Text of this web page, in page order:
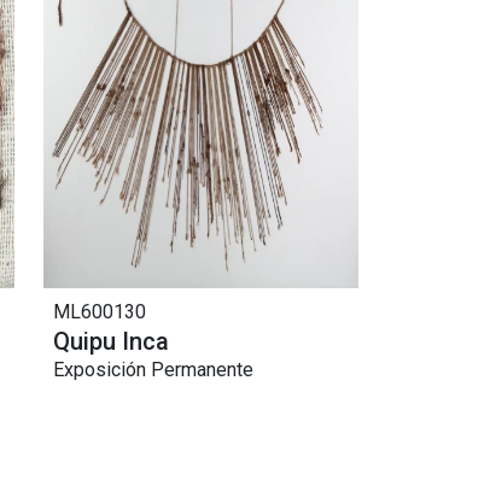
ML600130
Quipu Inca
Exposición Permanente